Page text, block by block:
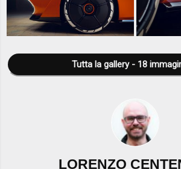
Tutta la gallery - 18
LORENZO